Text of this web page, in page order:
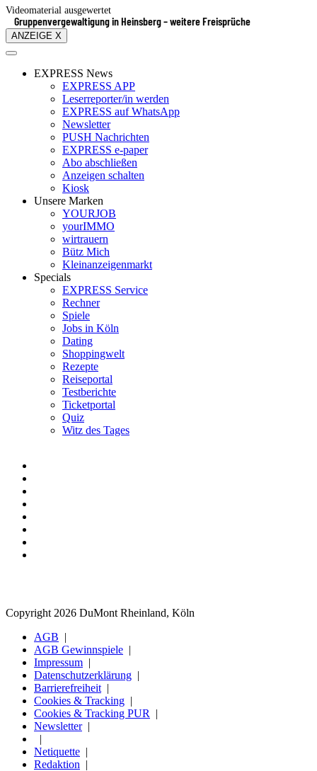
Videomaterial ausgewertet
Gruppenvergewaltigung in Heinsberg – weitere Freisprüche
ANZEIGE X
EXPRESS News
EXPRESS APP
Leserreporter/in werden
EXPRESS auf WhatsApp
Newsletter
PUSH Nachrichten
EXPRESS e-paper
Abo abschließen
Anzeigen schalten
Kiosk
Unsere Marken
YOURJOB
yourIMMO
wirtrauern
Bütz Mich
Kleinanzeigenmarkt
Specials
EXPRESS Service
Rechner
Spiele
Jobs in Köln
Dating
Shoppingwelt
Rezepte
Reiseportal
Testberichte
Ticketportal
Quiz
Witz des Tages
Copyright 2026 DuMont Rheinland, Köln
AGB
AGB Gewinnspiele
Impressum
Datenschutzerklärung
Barrierefreiheit
Cookies & Tracking
Cookies & Tracking PUR
Newsletter
Netiquette
Redaktion